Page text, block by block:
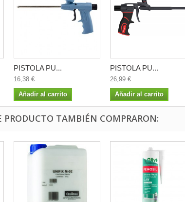
PISTOLA PU...
16,38 €
Añadir al carrito
PISTOLA PU...
26,99 €
Añadir al carrito
PRODUCTO TAMBIÉN COMPRARON: